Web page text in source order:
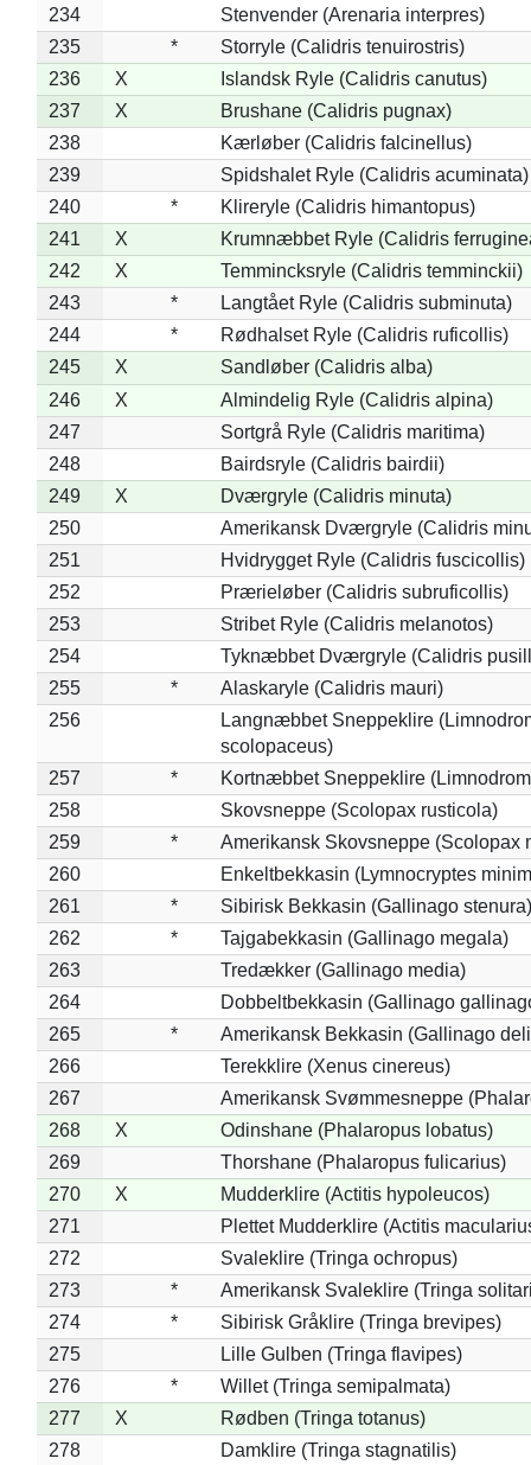
234
Stenvender (Arenaria interpres)
235
*
Storryle (Calidris tenuirostris)
236
X
Islandsk Ryle (Calidris canutus)
237
X
Brushane (Calidris pugnax)
238
Kærløber (Calidris falcinellus)
239
Spidshalet Ryle (Calidris acuminata)
240
*
Klireryle (Calidris himantopus)
241
X
Krumnæbbet Ryle (Calidris
242
X
Temmincksryle (Calidris temminckii)
243
*
Langtået Ryle (Calidris subminuta)
244
*
Rødhalset Ryle (Calidris ruficollis)
245
X
Sandløber (Calidris alba)
246
X
Almindelig Ryle (Calidris alpina)
247
Sortgrå Ryle (Calidris maritima)
248
Bairdsryle (Calidris bairdii)
249
X
Dværgryle (Calidris minuta)
250
Amerikansk Dværgryle (Calidris
251
Hvidrygget Ryle (Calidris fuscicollis)
252
Prærieløber (Calidris subruficollis)
253
Stribet Ryle (Calidris melanotos)
254
Tyknæbbet Dværgryle (Calidris
255
*
Alaskaryle (Calidris mauri)
256
Langnæbbet Sneppeklire
scolopaceus)
257
*
Kortnæbbet Sneppeklire
258
Skovsneppe (Scolopax rusticola)
259
*
Amerikansk Skovsneppe (Scolopax
260
Enkeltbekkasin (Lymnocryptes
261
*
Sibirisk Bekkasin (Gallinago stenura)
262
*
Tajgabekkasin (Gallinago megala)
263
Tredækker (Gallinago media)
264
Dobbeltbekkasin (Gallinago
265
*
Amerikansk Bekkasin (Gallinago
266
Terekklire (Xenus cinereus)
267
Amerikansk Svømmesneppe
268
X
Odinshane (Phalaropus lobatus)
269
Thorshane (Phalaropus fulicarius)
270
X
Mudderklire (Actitis hypoleucos)
271
Plettet Mudderklire (Actitis
272
Svaleklire (Tringa ochropus)
273
*
Amerikansk Svaleklire (Tringa
274
*
Sibirisk Gråklire (Tringa brevipes)
275
Lille Gulben (Tringa flavipes)
276
*
Willet (Tringa semipalmata)
277
X
Rødben (Tringa totanus)
278
Damklire (Tringa stagnatilis)